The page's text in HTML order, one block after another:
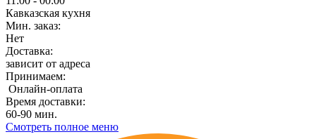
Кавказская кухня
Мин. заказ:
Нет
Доставка:
зависит от адреса
Принимаем:
Онлайн-оплата
Время доставки:
60-90 мин.
Смотреть полное меню